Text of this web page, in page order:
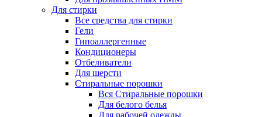
Для стирки
Все средства для стирки
Гели
Гипоаллергенные
Кондиционеры
Отбеливатели
Для шерсти
Стиральные порошки
Вся Стиральные порошки
Для белого белья
Для рабочей одежды